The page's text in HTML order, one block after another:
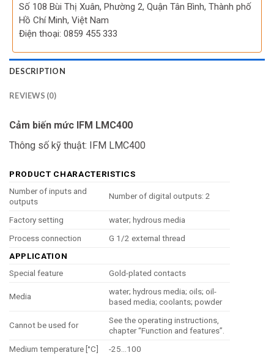
Số 108 Bùi Thị Xuân, Phường 2, Quận Tân Bình, Thành phố
Hồ Chí Minh, Việt Nam
Điện thoại: 0859 455 333
DESCRIPTION
REVIEWS (0)
Cảm biến mức IFM LMC400
Thông số kỹ thuật: IFM LMC400
PRODUCT CHARACTERISTICS
Number of inputs and
outputs
Number of digital outputs: 2
Factory setting
water; hydrous media
Process connection
G 1/2 external thread
APPLICATION
Special feature
Gold-plated contacts
Media
water; hydrous media; oils; oil-
based media; coolants; powder
Cannot be used for
See the operating instructions,
chapter “Function and features”.
Medium temperature [°C]
-25…100